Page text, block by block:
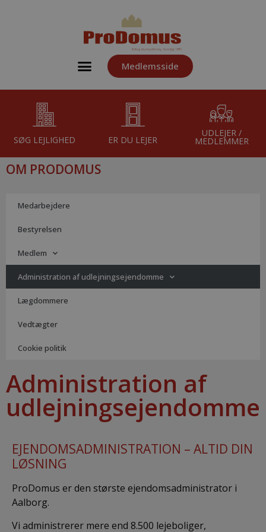
Medlemsside
SØG LEJLIGHED ER DU LEJER
UDLEJER /
MEDLEMMER
OM PRODOMUS
Medarbejdere
Bestyrelsen
Medlem
Administration af udlejningsejendomme
Lægdommere
Vedtægter
Cookie politik
Administration af
udlejningsejendomme
EJENDOMSADMINISTRATION – ALTID DIN
LØSNING
ProDomus er den største ejendomsadministrator i
Aalborg.
Vi administrerer mere end 8.500 lejeboliger,